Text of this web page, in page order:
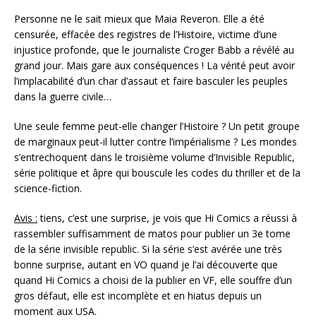
Personne ne le sait mieux que Maia Reveron. Elle a été
censurée, effacée des registres de l’Histoire, victime d’une
injustice profonde, que le journaliste Croger Babb a révélé au
grand jour. Mais gare aux conséquences ! La vérité peut avoir
l’implacabilité d’un char d’assaut et faire basculer les peuples
dans la guerre civile…
Une seule femme peut-elle changer l’Histoire ? Un petit groupe
de marginaux peut-il lutter contre l’impérialisme ? Les mondes
s’entrechoquent dans le troisième volume d’Invisible Republic,
série politique et âpre qui bouscule les codes du thriller et de la
science-fiction.
Avis : tiens, c’est une surprise, je vois que Hi Comics a réussi à
rassembler suffisamment de matos pour publier un 3e tome
de la série invisible republic. Si la série s’est avérée une très
bonne surprise, autant en VO quand je l’ai découverte que
quand Hi Comics a choisi de la publier en VF, elle souffre d’un
gros défaut, elle est incomplète et en hiatus depuis un
moment aux USA.